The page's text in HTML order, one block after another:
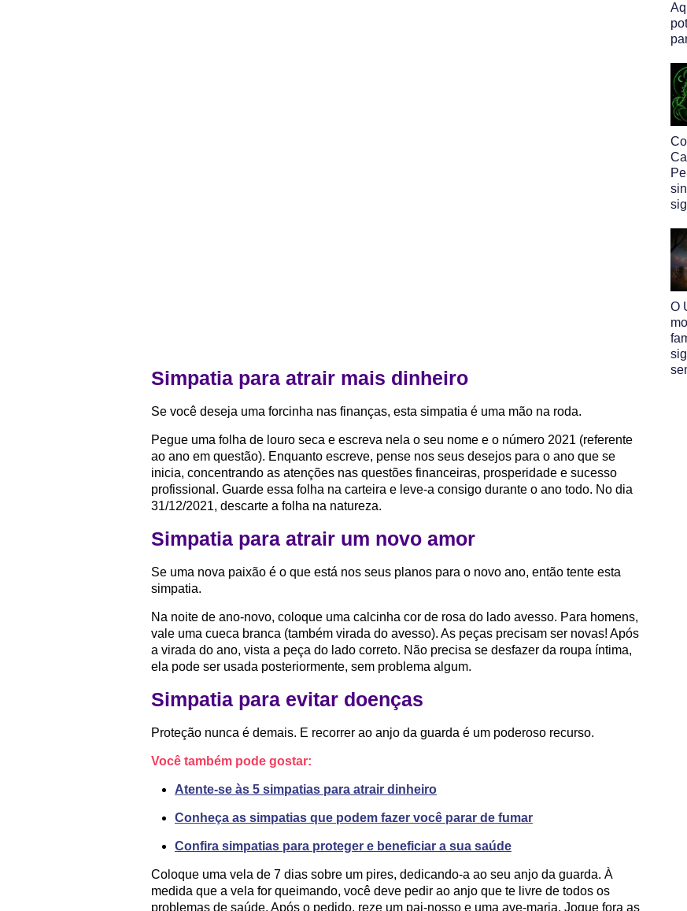
Simpatia para atrair mais dinheiro
Se você deseja uma forcinha nas finanças, esta simpatia é uma mão na roda.
Pegue uma folha de louro seca e escreva nela o seu nome e o número 2021 (referente
ao ano em questão). Enquanto escreve, pense nos seus desejos para o ano que se
inicia, concentrando as atenções nas questões financeiras, prosperidade e sucesso
profissional. Guarde essa folha na carteira e leve-a consigo durante o ano todo. No dia
31/12/2021, descarte a folha na natureza.
Simpatia para atrair um novo amor
Se uma nova paixão é o que está nos seus planos para o novo ano, então tente esta
simpatia.
Na noite de ano-novo, coloque uma calcinha cor de rosa do lado avesso. Para homens,
vale uma cueca branca (também virada do avesso). As peças precisam ser novas! Após
a virada do ano, vista a peça do lado correto. Não precisa se desfazer da roupa íntima,
ela pode ser usada posteriormente, sem problema algum.
Simpatia para evitar doenças
Proteção nunca é demais. E recorrer ao anjo da guarda é um poderoso recurso.
Você também pode gostar:
Atente-se às 5 simpatias para atrair dinheiro
Conheça as simpatias que podem fazer você parar de fumar
Confira simpatias para proteger e beneficiar a sua saúde
Coloque uma vela de 7 dias sobre um pires, dedicando-a ao seu anjo da guarda. À
medida que a vela for queimando, você deve pedir ao anjo que te livre de todos os
problemas de saúde. Após o pedido, reze um pai-nosso e uma ave-maria. Jogue fora as
O